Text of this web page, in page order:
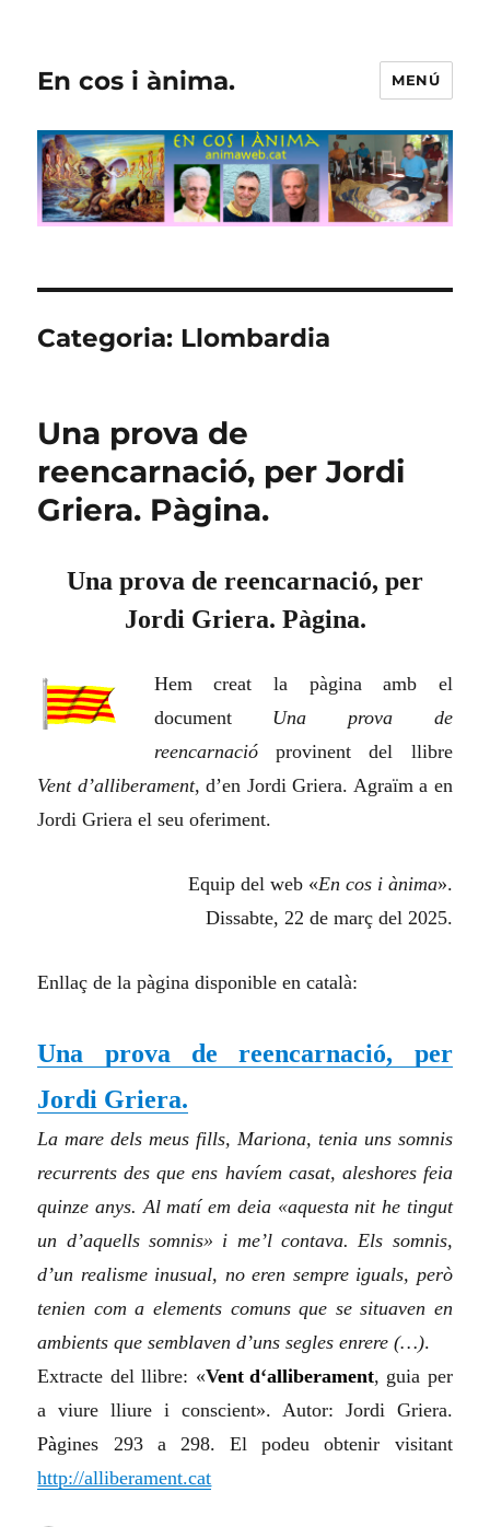
En cos i ànima. MENÚ
Categoria: Llombardia
Una prova de
reencarnació, per Jordi
Griera. Pàgina.
Una prova de reencarnació, per
Jordi Griera. Pàgina.
Hem creat la pàgina amb el
document Una prova de
reencarnacióprovinent del llibre
Vent d’alliberament, d’en Jordi Griera. Agraïm a en
Jordi Griera el seu oferiment.
Equip del web «En cos i ànima».
Dissabte, 22 de març del 2025.
Enllaç de la pàgina disponible en català:
Una prova de reencarnació, per
Jordi Griera.
La mare dels meus fills, Mariona, tenia uns somnis
recurrents des que ens havíem casat, aleshores feia
quinze anys. Al matí em deia «aquesta nit he tingut
un d’aquells somnis» i me’l contava. Els somnis,
d’un realisme inusual, no eren sempre iguals, però
tenien com a elements comuns que se situaven en
ambients que semblaven d’uns segles enrere (…).
Extracte del llibre: «Vent d‘alliberament, guia per
a viure lliure i conscient». Autor: Jordi Griera.
Pàgines 293 a 298. El podeu obtenir visitant
http://alliberament.cat